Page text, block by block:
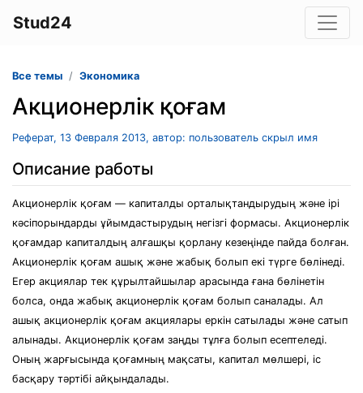
Stud24
Все темы Экономика
Акционерлік қоғам
Реферат, 13 Февраля 2013, автор: пользователь скрыл имя
Описание работы
Акционерлік қоғам — капиталды орталықтандырудың және ірі
кәсіпорындарды ұйымдастырудың негізгі формасы. Акционерлік
қоғамдар капиталдың алғашқы қорлану кезеңінде пайда болған.
Акционерлік қоғам ашық және жабық болып екі түрге бөлінеді.
Егер акциялар тек құрылтайшылар арасында ғана бөлінетін
болса, онда жабық акционерлік қоғам болып саналады. Ал
ашық акционерлік қоғам акциялары еркін сатылады және сатып
алынады. Акционерлік қоғам заңды тұлға болып есептеледі.
Оның жарғысында қоғамның мақсаты, капитал мөлшері, іс
басқару тәртібі айқындалады.